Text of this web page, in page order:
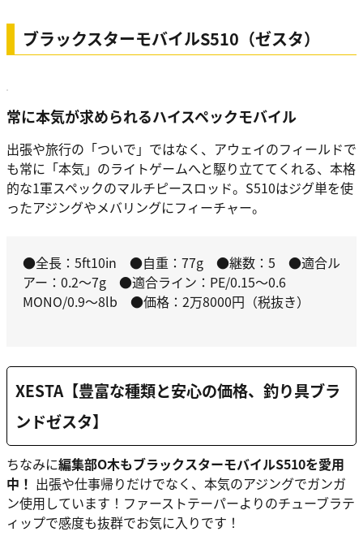
ブラックスターモバイルS510（ゼスタ）
常に本気が求められるハイスペックモバイル
出張や旅行の「ついで」ではなく、アウェイのフィールドで
も常に「本気」のライトゲームへと駆り立ててくれる、本格
的な1軍スペックのマルチピースロッド。S510はジグ単を使
ったアジングやメバリングにフィーチャー。
●全長：5ft10in ●自重：77g ●継数：5 ●適合ル
アー：0.2～7g ●適合ライン：PE/0.15～0.6
MONO/0.9～8lb ●価格：2万8000円（税抜き）
XESTA【豊富な種類と安心の価格、釣り具ブラ
ンドゼスタ】
ちなみに編集部O木もブラックスターモバイルS510を愛用
中！ 出張や仕事帰りだけでなく、本気のアジングでガンガ
ン使用しています！ファーストテーパーよりのチューブラテ
ィップで感度も抜群でお気に入りです！